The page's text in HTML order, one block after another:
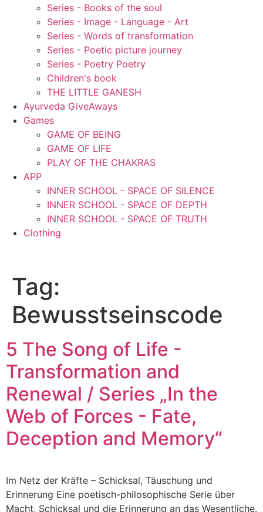
Series - Books of the soul
Series - Image - Language - Art
Series - Words of transformation
Series - Poetic picture journey
Series - Poetry Poetry
Children's book
THE LITTLE GANESH
Ayurveda GiveAways
Games
GAME OF BEING
GAME OF LIFE
PLAY OF THE CHAKRAS
APP
INNER SCHOOL - SPACE OF SILENCE
INNER SCHOOL - SPACE OF DEPTH
INNER SCHOOL - SPACE OF TRUTH
Clothing
Tag:
Bewusstseinscode
5 The Song of Life -
Transformation and
Renewal / Series „In the
Web of Forces - Fate,
Deception and Memory“
Im Netz der Kräfte – Schicksal, Täuschung und
Erinnerung Eine poetisch-philosophische Serie über
Macht, Schicksal und die Erinnerung an das Wesentliche.